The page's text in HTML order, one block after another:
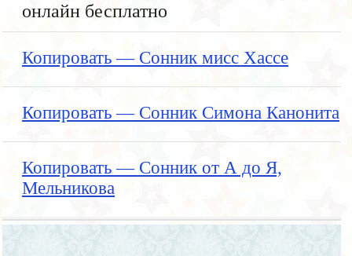
онлайн бесплатно
Копировать — Сонник мисс Хассе
Копировать — Сонник Симона Канонита
Копировать — Сонник от А до Я,
Мельникова